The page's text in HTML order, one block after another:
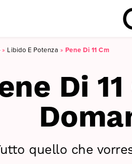
» Libido E Potenza » Pene Di 11 Cm
Di
quello che